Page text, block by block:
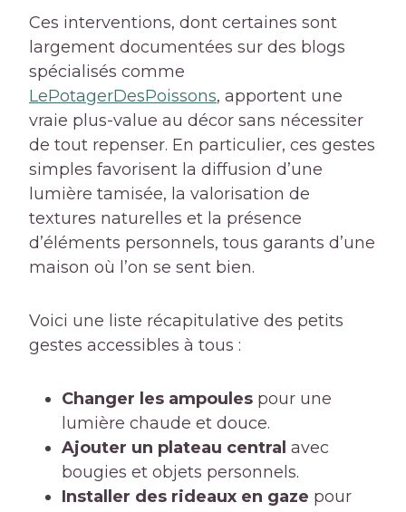
Ces interventions, dont certaines sont
largement documentées sur des blogs
spécialisés comme
LePotagerDesPoissons, apportent une
vraie plus-value au décor sans nécessiter
de tout repenser. En particulier, ces gestes
simples favorisent la diffusion d’une
lumière tamisée, la valorisation de
textures naturelles et la présence
d’éléments personnels, tous garants d’une
maison où l’on se sent bien.
Voici une liste récapitulative des petits
gestes accessibles à tous :
Changer les ampoules pour une
lumière chaude et douce.
Ajouter un plateau central avec
bougies et objets personnels.
Installer des rideaux en gaze pour